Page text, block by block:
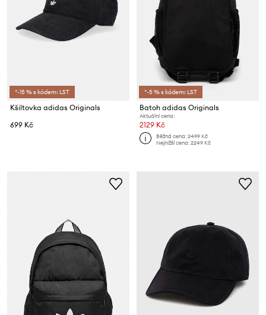
*-15 % s kódem: LST
Kšiltovka adidas Originals
699 Kč
*-5 % s kódem: LST
Batoh adidas Originals
Aktuální cena:
2129 Kč
Běžná cena:2499 Kč
Nejnižší cena:2249 Kč